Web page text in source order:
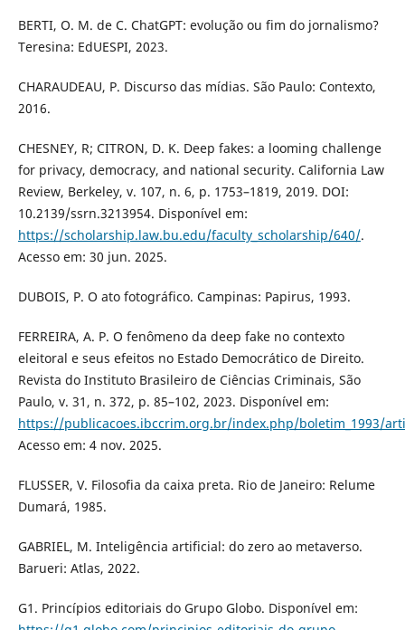
BERTI, O. M. de C. ChatGPT: evolução ou fim do jornalismo?
Teresina: EdUESPI, 2023.
CHARAUDEAU, P. Discurso das mídias. São Paulo: Contexto,
2016.
CHESNEY, R; CITRON, D. K. Deep fakes: a looming challenge
for privacy, democracy, and national security. California Law
Review, Berkeley, v. 107, n. 6, p. 1753–1819, 2019. DOI:
10.2139/ssrn.3213954. Disponível em:
https://scholarship.law.bu.edu/faculty_scholarship/640/.
Acesso em: 30 jun. 2025.
DUBOIS, P. O ato fotográfico. Campinas: Papirus, 1993.
FERREIRA, A. P. O fenômeno da deep fake no contexto
eleitoral e seus efeitos no Estado Democrático de Direito.
Revista do Instituto Brasileiro de Ciências Criminais, São
Paulo, v. 31, n. 372, p. 85–102, 2023. Disponível em:
https://publicacoes.ibccrim.org.br/index.php/boletim_1993/
Acesso em: 4 nov. 2025.
FLUSSER, V. Filosofia da caixa preta. Rio de Janeiro: Relume
Dumará, 1985.
GABRIEL, M. Inteligência artificial: do zero ao metaverso.
Barueri: Atlas, 2022.
G1. Princípios editoriais do Grupo Globo. Disponível em: